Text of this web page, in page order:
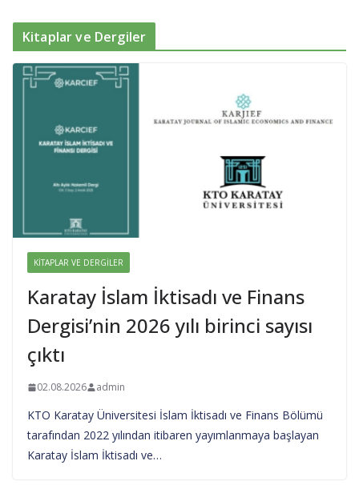
Kitaplar ve Dergiler
KITAPLAR VE DERGILER
Karatay İslam İktisadı ve Finans
Dergisi’nin 2026 yılı birinci sayısı
çıktı
02.08.2026 admin
KTO Karatay Üniversitesi İslam İktisadı ve Finans Bölümü
tarafından 2022 yılından itibaren yayımlanmaya başlayan
Karatay İslam İktisadı ve…